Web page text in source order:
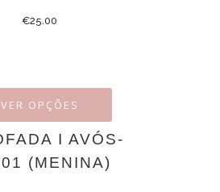
€25.00
VER OPÇÕES
I AVÓS-
(MENINA)